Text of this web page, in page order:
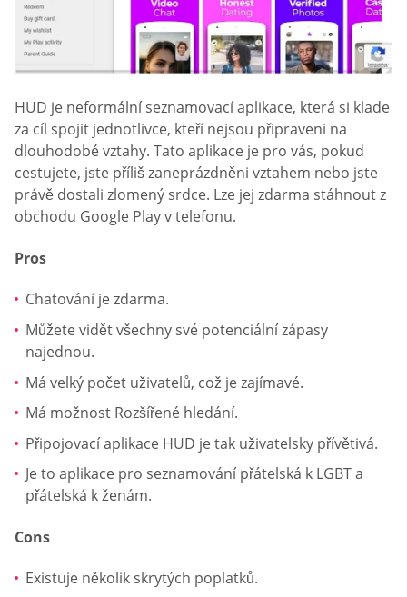
HUD je neformální seznamovací aplikace, která si klade
za cíl spojit jednotlivce, kteří nejsou připraveni na
dlouhodobé vztahy. Tato aplikace je pro vás, pokud
cestujete, jste příliš zaneprázdněni vztahem nebo jste
právě dostali zlomený srdce. Lze jej zdarma stáhnout z
obchodu Google Play v telefonu.
Pros
Chatování je zdarma.
Můžete vidět všechny své potenciální zápasy
najednou.
Má velký počet uživatelů, což je zajímavé.
Má možnost Rozšířené hledání.
Připojovací aplikace HUD je tak uživatelsky přívětivá.
Je to aplikace pro seznamování přátelská k LGBT a
přátelská k ženám.
Cons
Existuje několik skrytých poplatků.